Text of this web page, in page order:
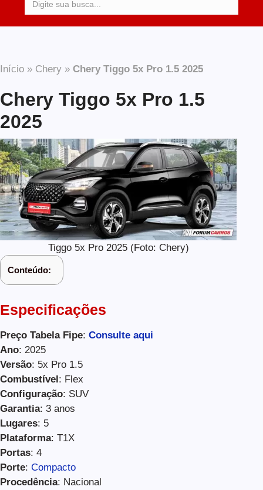
Início » Chery » Chery Tiggo 5x Pro 1.5 2025
Chery Tiggo 5x Pro 1.5
2025
Tiggo 5x Pro 2025 (Foto: Chery)
Conteúdo:
Especificações
Preço Tabela Fipe: Consulte aqui
Ano: 2025
Versão: 5x Pro 1.5
Combustível: Flex
Configuração: SUV
Garantia: 3 anos
Lugares: 5
Plataforma: T1X
Portas: 4
Porte: Compacto
Procedência: Nacional